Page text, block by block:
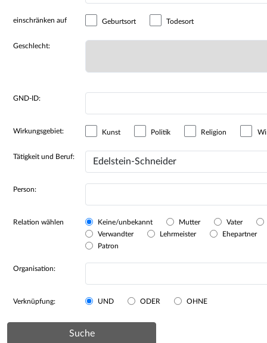
einschränken auf Geburtsort Todesort
Geschlecht:
GND-ID:
Wirkungsgebiet: Kunst Politik Religion
Tätigkeit und Beruf:
Person:
Relation wählen Keine/unbekannt Mutter
Vater
Verwandter
Lehrmeister
Ehepartner
Patron
Organisation:
Verknüpfung: UND ODER OHNE
Suche